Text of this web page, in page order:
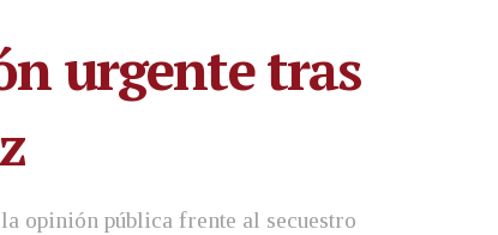
urgente tras
opinión pública frente al secuestro